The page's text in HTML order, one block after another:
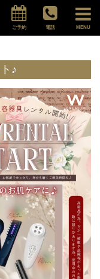
ご予約 電話 MENU
♪